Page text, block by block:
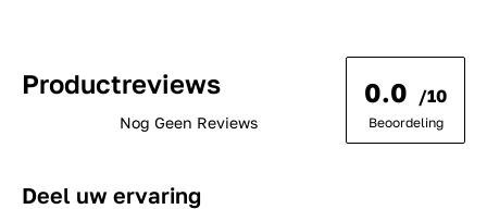
Productreviews
Nog Geen Reviews
0.0 /10
Beoordeling
Deel uw ervaring